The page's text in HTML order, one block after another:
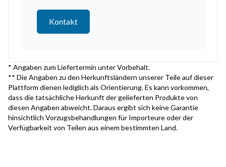
Kontakt
* Angaben zum Liefertermin unter Vorbehalt.
** Die Angaben zu den Herkunftsländern unserer Teile auf dieser
Plattform dienen lediglich als Orientierung. Es kann vorkommen,
dass die tatsächliche Herkunft der gelieferten Produkte von
diesen Angaben abweicht. Daraus ergibt sich keine Garantie
hinsichtlich Vorzugsbehandlungen für Importeure oder der
Verfügbarkeit von Teilen aus einem bestimmten Land.